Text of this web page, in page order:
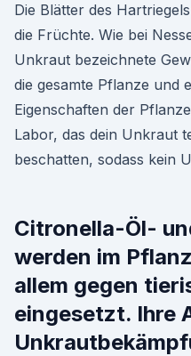
Die Blätter des
die Früchte. Wie bei
Unkraut bezeichnete
die gesamte Pflanze und
Eigenschaften der
Labor, das dein Unkraut
beschatten, sodass kein
Citronella-Öl-
werden im
allem gegen
eingesetzt. Ihre